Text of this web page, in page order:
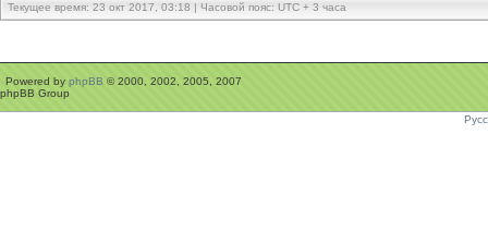
Текущее время: 23 окт 2017, 03:18 | Часовой пояс: UTC + 3 часа
Powered by phpBB © 2000, 2002, 2005, 2007
phpBB Group